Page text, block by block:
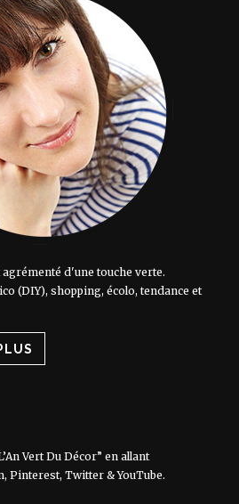
d'une touche verte.
(DIY), shopping, écolo, tendance et
Vert Du Décor” en allant
, Pinterest, Twitter&YouTube.